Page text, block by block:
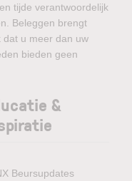
tijde verantwoordelijk
Beleggen brengt
dat u meer dan uw
bieden geen
&
Beursupdates